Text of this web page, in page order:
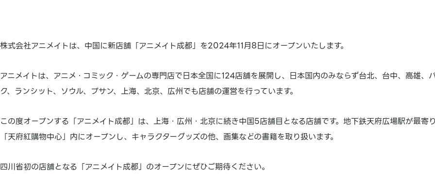
株式会社アニメイトは、中国に新店舗「アニメイト成都」を2024年11月8日にオープンいたします。
アニメイトは、アニメ・コミック・ゲームの専門店で日本全国に124店舗を展開し、日本国内のみならず台北、台中、高雄、
ク、ランシット、ソウル、プサン、上海、北京、広州でも店舗の運営を行っています。
この度オープンする「アニメイト成都」は、上海・広州・北京に続き中国5店舗目となる店舗です。地下鉄天府広場駅が最寄
「天府紅購物中心」内にオープンし、キャラクターグッズの他、画集などの書籍を取り扱います。
四川省初の店舗となる「アニメイト成都」のオープンにぜひご期待ください。